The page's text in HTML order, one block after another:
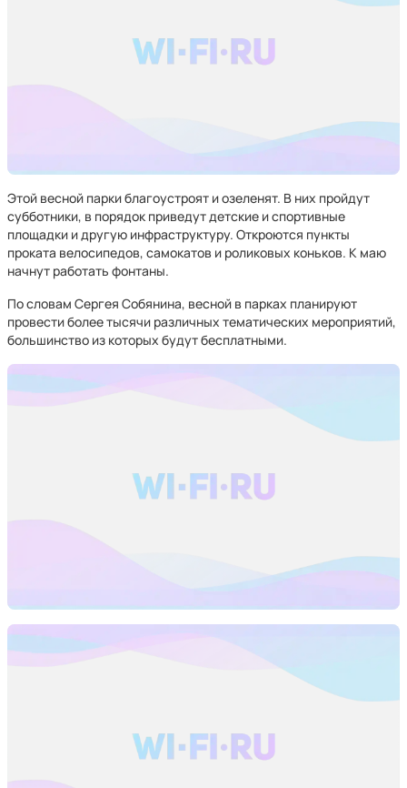
Этой весной парки благоустроят и озеленят. В них пройдут
субботники, в порядок приведут детские и спортивные
площадки и другую инфраструктуру. Откроются пункты
проката велосипедов, самокатов и роликовых коньков. К маю
начнут работать фонтаны.
По словам Сергея Собянина, весной в парках планируют
провести более тысячи различных тематических мероприятий,
большинство из которых будут бесплатными.